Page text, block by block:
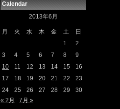
Calendar
2013年6月
月 火 水 木 金 土
日
1
2
3
4 5 6 7 8
9
10
11 12 13 14 15
16
17
18 19 20 21 22
23
24
25 26 27 28 29
30
« 2月
7月 »